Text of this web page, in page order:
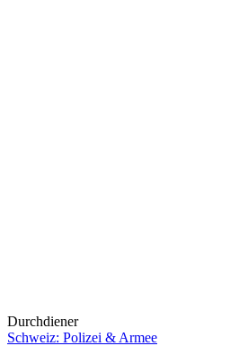
Durchdiener
Schweiz: Polizei & Armee